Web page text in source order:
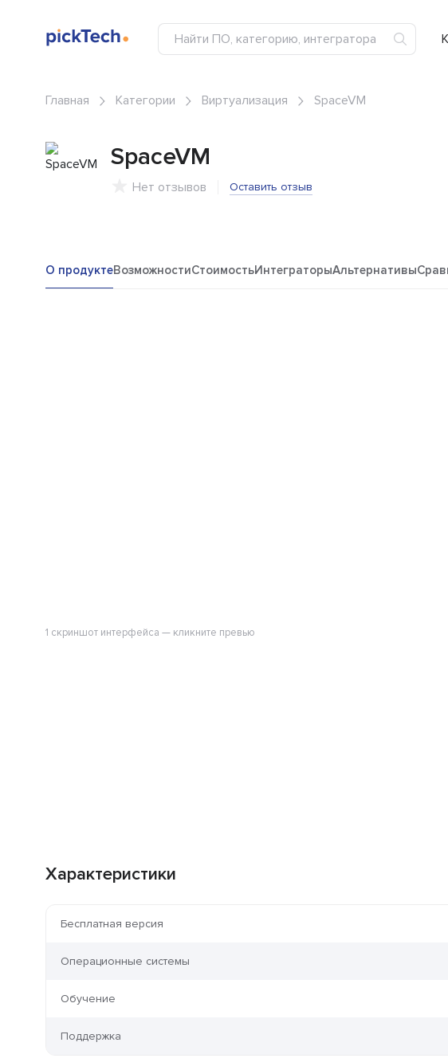
Главная Категории Виртуализация SpaceVM
SpaceVM
Нет отзывов Оставить отзыв
О продуктеВозможностиСтоимостьИнтеграторыАльтернативы
1 скриншот интерфейса — кликните превью
Характеристики
Бесплатная версия
Операционные системы
Обучение
Поддержка